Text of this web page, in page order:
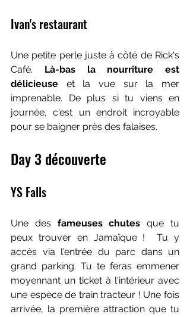
Ivan's restaurant
Une petite perle juste à côté de Rick's
Café. Là-bas la nourriture est
délicieuse et la vue sur la mer
imprenable. De plus si tu viens en
journée, c'est un endroit incroyable
pour se baigner près des falaises.
Day 3 découverte
YS Falls
Une des fameuses chutes que tu
peux trouver en Jamaïque !  Tu y
accès via l'entrée du parc dans un
grand parking. Tu te feras emmener
moyennant un ticket à l'intérieur avec
une espèce de train tracteur ! Une fois
arrivée, la première attraction que tu